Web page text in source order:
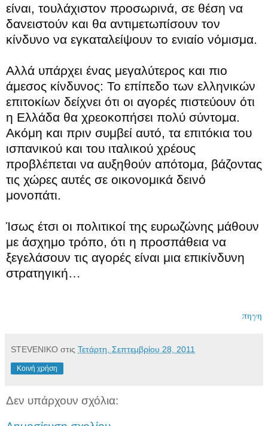
είναι, τουλάχιστον προσωρινά, σε θέση να
δανειστούν και θα αντιμετωπίσουν τον
κίνδυνο να εγκαταλείψουν το ενιαίο νόμισμα.
Αλλά υπάρχει ένας μεγαλύτερος και πιο
άμεσος κίνδυνος: Το επίπεδο των ελληνικών
επιτοκίων δείχνει ότι οι αγορές πιστεύουν ότι
η Ελλάδα θα χρεοκοπήσει πολύ σύντομα.
Ακόμη και πριν συμβεί αυτό, τα επιτόκια του
ισπανικού και του ιταλικού χρέους
προβλέπεται να αυξηθούν απότομα, βάζοντας
τις χώρες αυτές σε οικονομικά δεινό
μονοπάτι.
Ίσως έτσι οι πολιτικοί της ευρωζώνης μάθουν
με άσχημο τρόπο, ότι η προσπάθεια να
ξεγελάσουν τις αγορές είναι μια επικίνδυνη
στρατηγική…
πηγη
STEVENIKO στις Τετάρτη, Σεπτεμβρίου 28, 2011
Κοινή χρήση
Δεν υπάρχουν σχόλια: